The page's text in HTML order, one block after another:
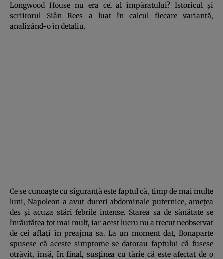
Longwood House nu era cel al împăratului? Istoricul şi
scriitorul Siân Rees a luat în calcul fiecare variantă,
analizând-o în detaliu.
Ce se cunoaşte cu siguranţă este faptul că, timp de mai multe
luni, Napoleon a avut dureri abdominale puternice, ameţea
des şi acuza stări febrile intense. Starea sa de sănătate se
înrăutăţea tot mai mult, iar acest lucru nu a trecut neobservat
de cei aflaţi în preajma sa. La un moment dat, Bonaparte
spusese că aceste simptome se datorau faptului că fusese
otrăvit, însă, în final, susţinea cu tărie că este afectat de o